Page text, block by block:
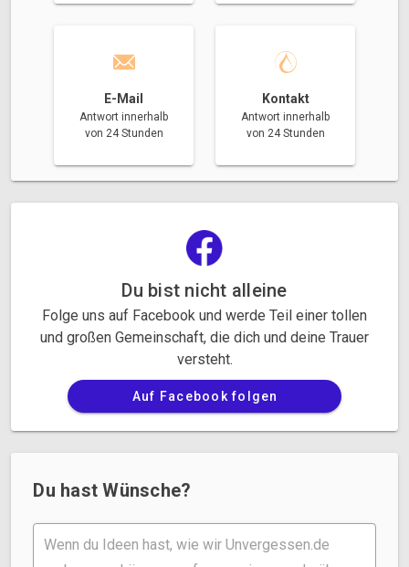
E-Mail
Antwort innerhalb
von 24 Stunden
Kontakt
Antwort innerhalb
von 24 Stunden
Du bist nicht alleine
Folge uns auf Facebook und werde Teil einer tollen
und großen Gemeinschaft, die dich und deine Trauer
versteht.
Auf Facebook folgen
Du hast Wünsche?